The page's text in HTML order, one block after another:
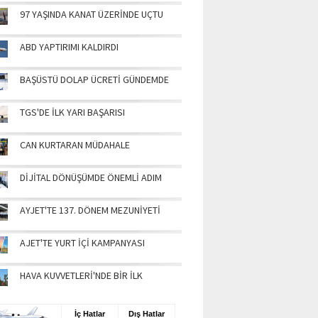
97 YAŞINDA KANAT ÜZERİNDE UÇTU
ABD YAPTIRIMI KALDIRDI
BAŞÜSTÜ DOLAP ÜCRETİ GÜNDEMDE
TGS'DE İLK YARI BAŞARISI
CAN KURTARAN MÜDAHALE
DİJİTAL DÖNÜŞÜMDE ÖNEMLİ ADIM
AYJET'TE 137. DÖNEM MEZUNİYETİ
AJET'TE YURT İÇİ KAMPANYASI
HAVA KUVVETLERİ'NDE BİR İLK
İç Hatlar Dış Hatlar